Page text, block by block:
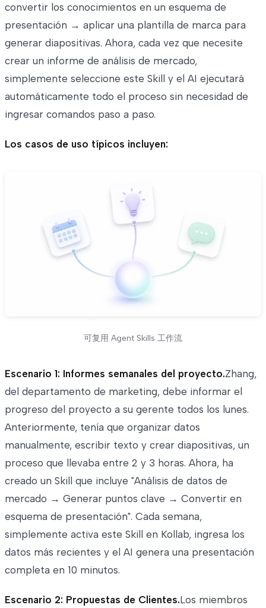
convertir los conocimientos en un esquema de
presentación → aplicar una plantilla de marca para
generar diapositivas. Ahora, cada vez que necesite
crear un informe de análisis de mercado,
simplemente seleccione este Skill y el AI ejecutará
automáticamente todo el proceso sin necesidad de
ingresar comandos paso a paso.
Los casos de uso típicos incluyen:
可复用 Agent Skills 工作流
Escenario 1: Informes semanales del proyecto.Zhang,
del departamento de marketing, debe informar el
progreso del proyecto a su gerente todos los lunes.
Anteriormente, tenía que organizar datos
manualmente, escribir texto y crear diapositivas, un
proceso que llevaba entre 2 y 3 horas. Ahora, ha
creado un Skill que incluye "Análisis de datos de
mercado → Generar puntos clave → Convertir en
esquema de presentación". Cada semana,
simplemente activa este Skill en Kollab, ingresa los
datos más recientes y el AI genera una presentación
completa en 10 minutos.
Escenario 2: Propuestas de Clientes.Los miembros